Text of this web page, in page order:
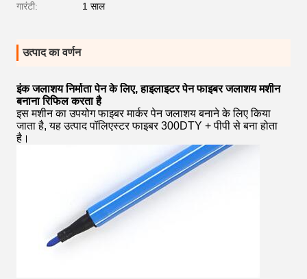
गारंटी: 1 साल
उत्पाद का वर्णन
इंक जलाशय निर्माता पेन के लिए, हाइलाइटर पेन फाइबर जलाशय मशीन
बनाना रिफिल करता है
इस मशीन का उपयोग फाइबर मार्कर पेन जलाशय बनाने के लिए किया
जाता है, यह उत्पाद पॉलिएस्टर फाइबर 300DTY + पीपी से बना होता
है।